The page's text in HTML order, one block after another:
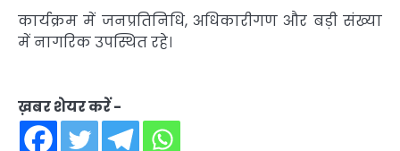
कार्यक्रम में जनप्रतिनिधि, अधिकारीगण और बड़ी संख्या
में नागरिक उपस्थित रहे।
ख़बर शेयर करें -